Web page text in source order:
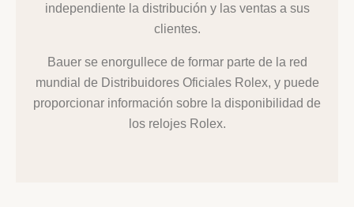
independiente la distribución y las ventas a sus
clientes.
Bauer se enorgullece de formar parte de la red
mundial de Distribuidores Oficiales Rolex, y puede
proporcionar información sobre la disponibilidad de
los relojes Rolex.